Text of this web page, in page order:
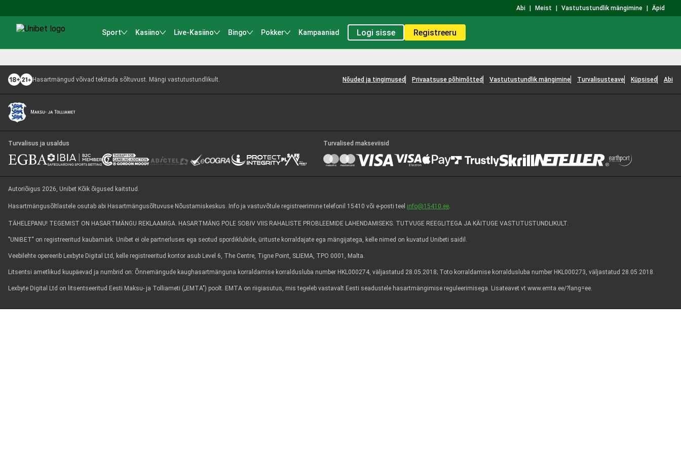
Abi Meist Vastutustundlik mängimine Äpid
Sport Kasiino Live-Kasiino Bingo Pokker Kampaaniad Logi sisse Registreeru
Hasartmängud võivad tekitada sõltuvust. Mängi vastutustundlikult. Nõuded ja tingimused Privaatsuse põhimõtted Vastutustundlik mängimine Turvalisusteave Küpsised Abi
Turvalisus ja usaldus Turvalised makseviisid
Autoriõigus 2026, Unibet Kõik õigused kaitstud.
Hasartmängusõltlastele osutab abi Hasartmängusõltuvuse Nõustamiskeskus. Info ja vastuvõtule registreerimine telefonil 15410 või e-posti teel info@15410.ee.
TÄHELEPANU! TEGEMIST ON HASARTMÄNGU REKLAAMIGA. HASARTMÄNG POLE SOBIV VIIS RAHALISTE PROBLEEMIDE LAHENDAMISEKS. TUTVUGE REEGLITEGA JA KÄITUGE VASTUTUSTUNDLIKULT.
"UNIBET" on registreeritud kaubamärk. Unibet ei ole partnerluses ega seotud spordiklubide, ürituste korraldajate ega mängijatega, kelle nimed on kuvatud Unibeti saidil.
Veebilehte opereerib Lexbyte Digital Ltd, kelle registreeritud kontor asub Level 6, The Centre, Tigne Point, SLIEMA, TPO 0001, Malta.
Litsentsi ametlikud kuupäevad ja numbrid on: Õnnemängude kaughasartmänguna korraldamise korraldusluba number HKL000274, väljastatud 28.05.2018; Toto korraldamise korraldusluba number HKL000273, väljastatud 28.05.2018.
Lexbyte Digital Ltd on litsentseeritud Eesti Maksu- ja Tolliameti („EMTA") poolt. EMTA on riigiasutus, mis tegeleb vastavalt Eesti seadustele hasartmängimise reguleerimisega. Lisateavet vt www.emta.ee/?lang=ee.